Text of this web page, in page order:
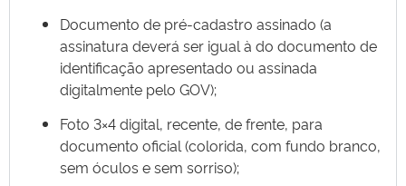
Documento de pré-cadastro assinado (a
assinatura deverá ser igual à do documento de
identificação apresentado ou assinada
digitalmente pelo GOV);
Foto 3×4 digital, recente, de frente, para
documento oficial (colorida, com fundo branco,
sem óculos e sem sorriso);